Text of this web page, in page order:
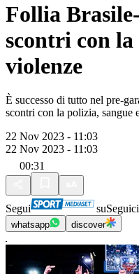
Follia
scontri con la
violenze
È successo di tutto nel pre-
scontri con la polizia, sangue
22 Nov 2023 - 11:03
22 Nov 2023 - 11:03
00:31
Segui su
whatsapp discover